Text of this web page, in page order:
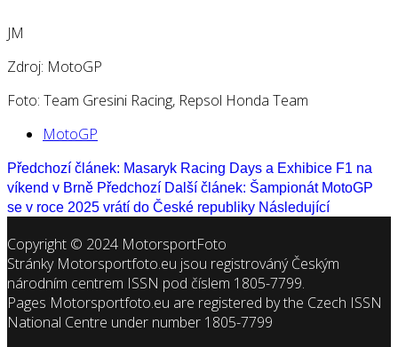
JM
Zdroj: MotoGP
Foto: Team Gresini Racing, Repsol Honda Team
MotoGP
Předchozí článek: Masaryk Racing Days a Exhibice F1 na
víkend v Brně Předchozí Další článek: Šampionát MotoGP
se v roce 2025 vrátí do České republiky Následující
Copyright © 2024 MotorsportFoto
Stránky Motorsportfoto.eu jsou registrováný Českým
národním centrem ISSN pod číslem 1805-7799.
Pages Motorsportfoto.eu are registered by the Czech ISSN
National Centre under number 1805-7799